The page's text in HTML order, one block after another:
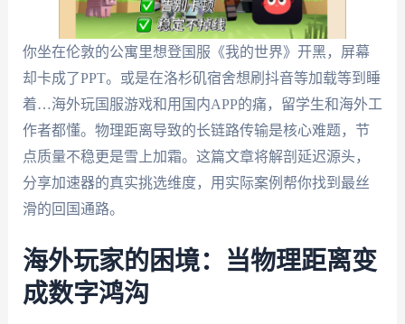
你坐在伦敦的公寓里想登国服《我的世界》开黑，屏幕
却卡成了PPT。或是在洛杉矶宿舍想刷抖音等加载等到睡
着…海外玩国服游戏和用国内APP的痛，留学生和海外工
作者都懂。物理距离导致的长链路传输是核心难题，节
点质量不稳更是雪上加霜。这篇文章将解剖延迟源头，
分享加速器的真实挑选维度，用实际案例帮你找到最丝
滑的回国通路。
海外玩家的困境：当物理距离变
成数字鸿沟